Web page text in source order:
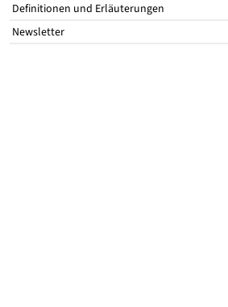
Definitionen und Erläuterungen
Newsletter